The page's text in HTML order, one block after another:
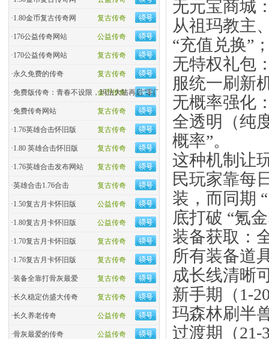
复古传奇
·1.80金币复古传奇网
公益传奇
·176公益传奇网站
复古传奇
·170公益传奇网站
复古传奇
·永久免费的传奇
金币传奇
·免费版传奇：青春不设限，玛法大陆再启“零门槛”热血
复古传奇
·免费传奇网站
复古传奇
·1.76英雄合击怀旧版
复古传奇
·1.80 英雄合击怀旧版
复古传奇
·1.76英雄合击发布网站
复古传奇
·英雄合击1.76合击
公益传奇
·1.50复古月卡怀旧版
公益传奇
·1.80复古月卡怀旧版
复古传奇
·1.70复古月卡怀旧版
复古传奇
·1.76复古月卡怀旧版
复古传奇
·装备全靠打骨灰最爱
复古传奇
·长久稳定仿盛大传奇
公益传奇
·长久养老传奇
公益传奇
·骨灰最爱的传奇
无元宝商城
从祖玛教主
“充值兑换”
无特权礼包
服统一刷新
无概率强化
全透明（纯
概率”。
这种机制让
民玩家靠每
装，而同期
底打破 “氪
装备获取：
所有装备道
成长线清晰
新手期（1-
玛森林刷半
过渡期（21-